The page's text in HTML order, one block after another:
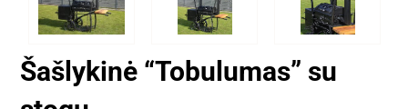
Šašlykinė “Tobulumas” su